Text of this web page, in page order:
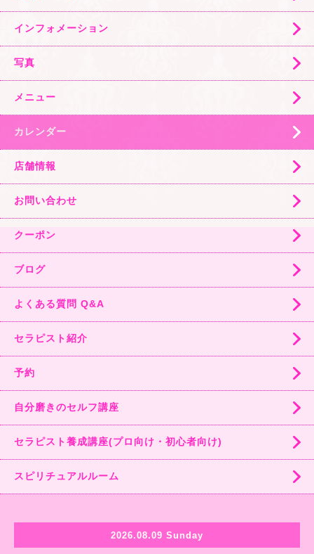
インフォメーション
写真
メニュー
カレンダー
店舗情報
お問い合わせ
クーポン
ブログ
よくある質問 Q&A
セラピスト紹介
予約
自分磨きのセルフ講座
セラピスト養成講座(プロ向け・初心者向け)
スピリチュアルルーム
2026.08.09 Sunday